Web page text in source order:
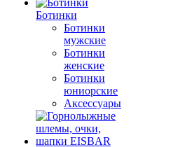
Ботинки
Ботинки
мужские
Ботинки
женские
Ботинки
юниорские
Аксессуары